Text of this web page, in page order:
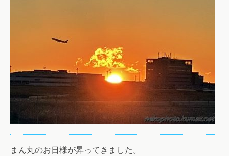
まん丸のお日様が昇ってきました。